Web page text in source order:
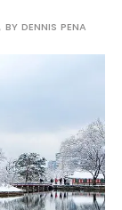
BY DENNIS PENA